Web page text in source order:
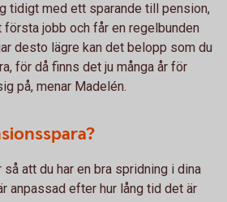
tidigt med ett sparande till pension,
första jobb och får en regelbunden
desto lägre kan det belopp som du
för då finns det ju många år för
på, menar Madelén.
att du har en bra spridning i dina
anpassad efter hur lång tid det är